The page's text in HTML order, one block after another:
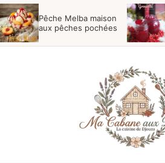
Aller
au
contenu
Pêche Melba maison
aux pêches pochées